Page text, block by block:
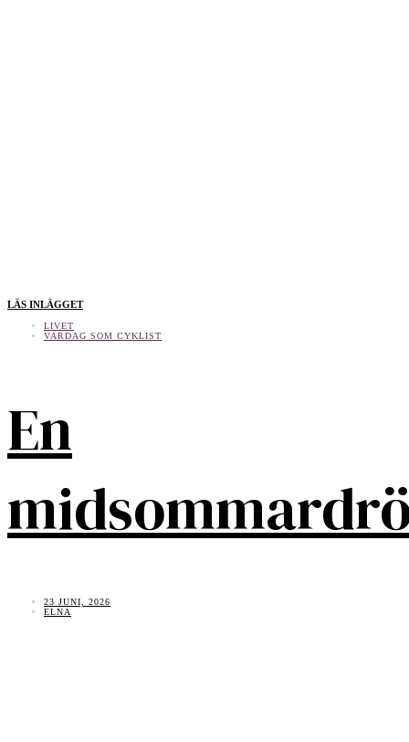
LÄS INLÄGGET
LIVET
VARDAG SOM CYKLIST
En
23 JUNI, 2026
ELNA